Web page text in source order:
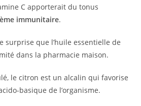
C apporterait du tonus
immunitaire.
surprise que l’huile essentielle de
dans la pharmacie maison.
le citron est un alcalin qui favorise
basique de l’organisme.